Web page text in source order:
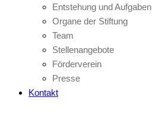
Entstehung und Aufgaben
Organe der Stiftung
Team
Stellenangebote
Förderverein
Presse
Kontakt